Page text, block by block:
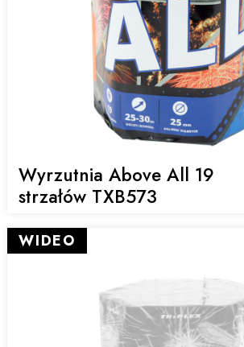
Wyrzutnia Above All 19
strzałów TXB573
WIDEO